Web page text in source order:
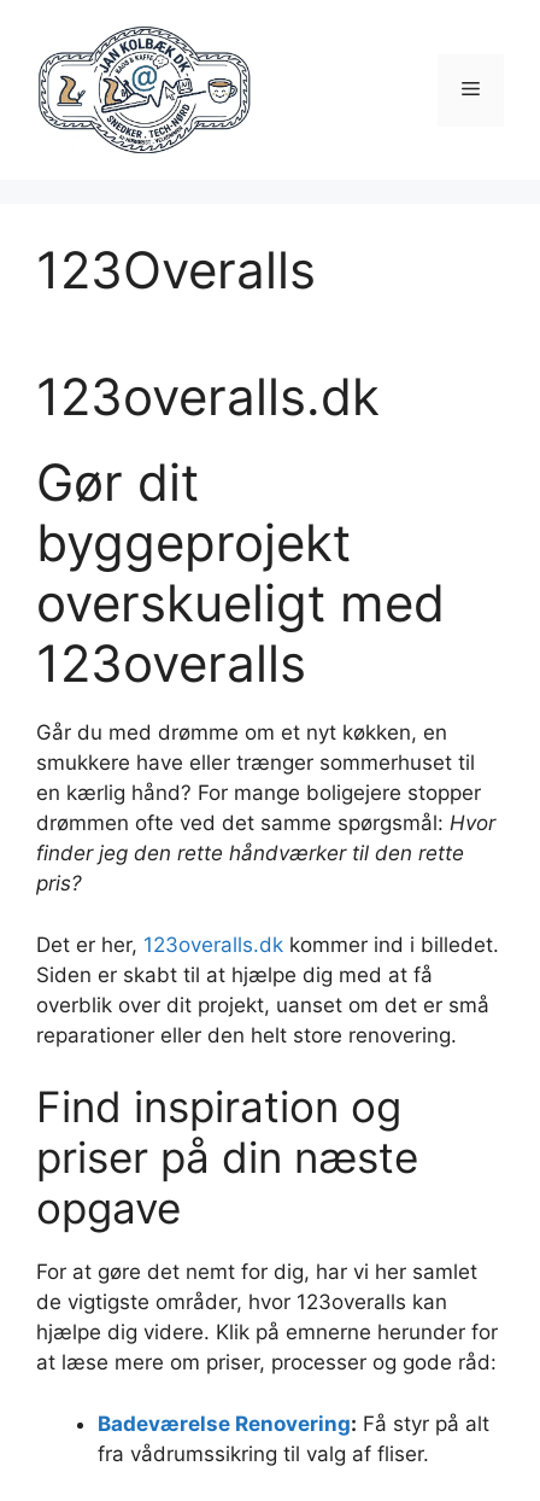
123Overalls
123overalls.dk
Gør dit
byggeprojekt
overskueligt med
123overalls
Går du med drømme om et nyt køkken, en
smukkere have eller trænger sommerhuset til
en kærlig hånd? For mange boligejere stopper
drømmen ofte ved det samme spørgsmål: Hvor
finder jeg den rette håndværker til den rette
pris?
Det er her, 123overalls.dk kommer ind i billedet.
Siden er skabt til at hjælpe dig med at få
overblik over dit projekt, uanset om det er små
reparationer eller den helt store renovering.
Find inspiration og
priser på din næste
opgave
For at gøre det nemt for dig, har vi her samlet
de vigtigste områder, hvor 123overalls kan
hjælpe dig videre. Klik på emnerne herunder for
at læse mere om priser, processer og gode råd:
Badeværelse Renovering: Få styr på alt
fra vådrumssikring til valg af fliser.